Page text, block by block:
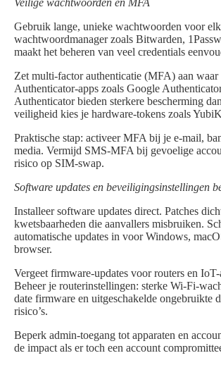
Veilige wachtwoorden en MFA
Gebruik lange, unieke wachtwoorden voor
wachtwoordmanager zoals Bitwarden,
maakt het beheren van veel credentials
Zet multi-factor authenticatie (MFA) aan
Authenticator-apps zoals Google
Authenticator bieden sterkere bescherming
veiligheid kies je hardware-tokens zoals
Praktische stap: activeer MFA bij je e-mail,
media. Vermijd SMS-MFA bij gevoelige
risico op SIM-swap.
Software updates en beveiligingsinstellingen
Installeer software updates direct. Patches
kwetsbaarheden die aanvallers misbruiken.
automatische updates in voor Windows,
browser.
Vergeet firmware-updates voor routers en IoT-
Beheer je routerinstellingen: sterke Wi-Fi-
date firmware en uitgeschakelde ongebruikte
risico’s.
Beperk admin-toegang tot apparaten en
de impact als er toch een account